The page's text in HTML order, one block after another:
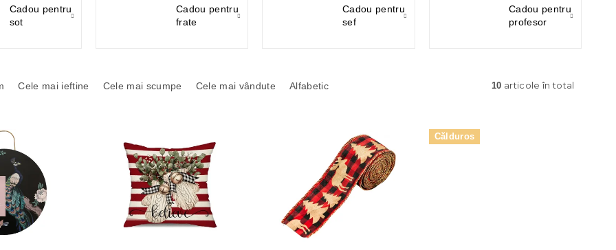
Cadou pentru
sot
Cadou pentru
frate
Cadou pentru
sef
Cadou pentru
profesor
Cele mai ieftine Cele mai scumpe Cele mai vândute Alfabetic 10 articole în total
Călduros